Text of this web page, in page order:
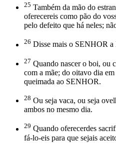
25 Também da mão do
oferecereis como pão do
pelo defeito que há neles;
26 Disse mais o SENHOR a
27 Quando nascer o boi, ou
com a mãe; do oitavo dia
queimada ao SENHOR.
28 Ou seja vaca, ou seja
ambos no mesmo dia.
29 Quando oferecerdes
fá-lo-eis para que sejais